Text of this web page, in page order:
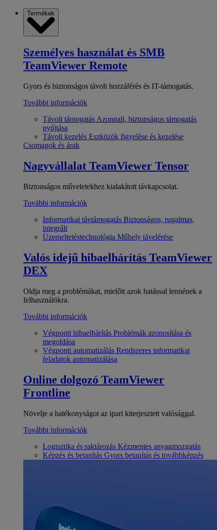
Termékek
Személyes használat és SMB
TeamViewer Remote
Gyors és biztonságos távoli hozzáférés és IT-támogatás.
További információk
Távoli támogatás Azonnali, biztonságos támogatás
nyújtása
Távoli kezelés Eszközök figyelése és kezelése
Csomagok és árak
Nagyvállalat TeamViewer Tensor
Biztonságos műveletekhez kialakított távkapcsolat.
További információk
Informatikai távtámogatás Biztonságos, rugalmas,
integrált
Üzemeltetéstechnológia Műhely távelérése
Valós idejű hibaelhárítás TeamViewer
DEX
Oldja meg a problémákat, mielőtt azok hatással lennének a
felhasználókra.
További információk
Végponti hibaelhárítás Problémák azonosítása és
megoldása
Végponti automatizálás Rendszeres informatikai
feladatok automatizálása
Online dolgozó TeamViewer
Frontline
Növelje a hatékonyságot az ipari kiterjesztett valósággal.
További információk
Logisztika és raktározás Kézmentes anyagmozgatás
Képzés és betanítás Gyors betanítás és továbbképzés